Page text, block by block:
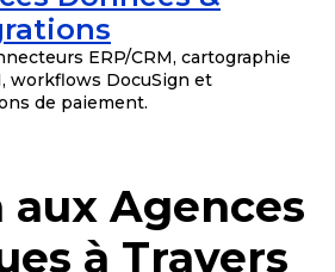
ERP/CRM, cartographie
workflows DocuSign et
de paiement.
aux Agences
à Travers